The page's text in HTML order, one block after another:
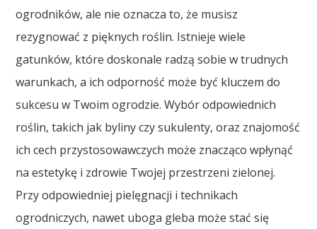
ogrodników, ale nie oznacza to, że musisz
rezygnować z pięknych roślin. Istnieje wiele
gatunków, które doskonale radzą sobie w trudnych
warunkach, a ich odporność może być kluczem do
sukcesu w Twoim ogrodzie. Wybór odpowiednich
roślin, takich jak byliny czy sukulenty, oraz znajomość
ich cech przystosowawczych może znacząco wpłynąć
na estetykę i zdrowie Twojej przestrzeni zielonej.
Przy odpowiedniej pielęgnacji i technikach
ogrodniczych, nawet uboga gleba może stać się